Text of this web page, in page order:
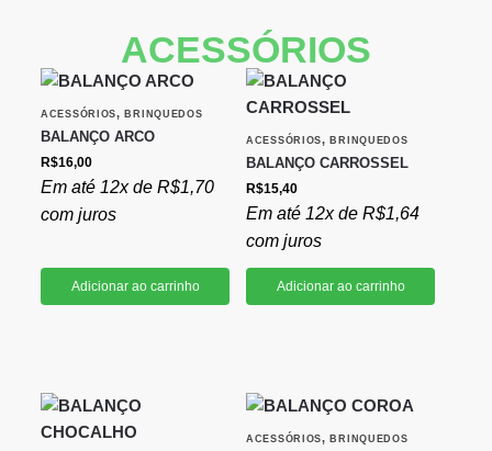
ACESSÓRIOS
ACESSÓRIOS,BRINQUEDOS
BALANÇO ARCO
R$16,00
Em até 12x de R$1,70
com juros
Adicionar ao carrinho
ACESSÓRIOS,BRINQUEDOS
BALANÇO CARROSSEL
R$15,40
Em até 12x de R$1,64
com juros
Adicionar ao carrinho
ACESSÓRIOS,BRINQUEDOS